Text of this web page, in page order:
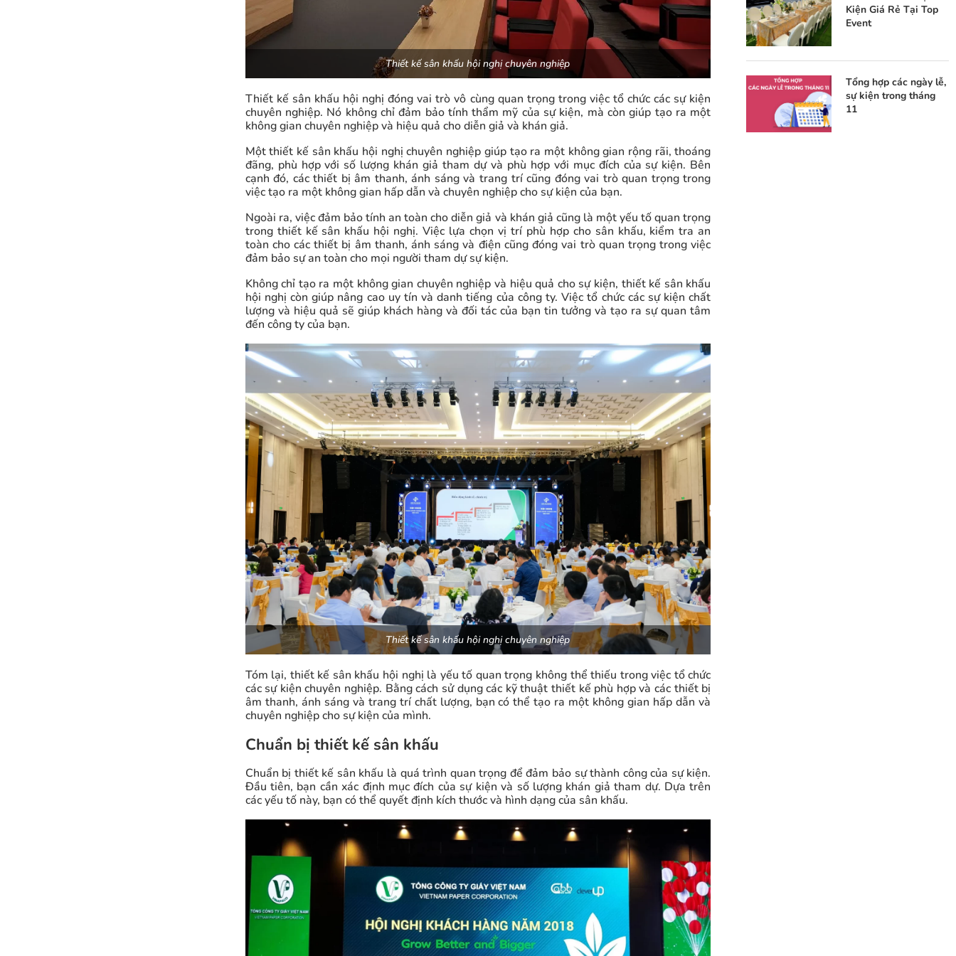
Thiết kế sân khấu hội nghị chuyên nghiệp
Thiết kế sân khấu hội nghị đóng vai trò vô cùng quan trọng trong việc tổ chức các sự kiện
chuyên nghiệp. Nó không chỉ đảm bảo tính thẩm mỹ của sự kiện, mà còn giúp tạo ra một
không gian chuyên nghiệp và hiệu quả cho diễn giả và khán giả.
Một thiết kế sân khấu hội nghị chuyên nghiệp giúp tạo ra một không gian rộng rãi, thoáng
đãng, phù hợp với số lượng khán giả tham dự và phù hợp với mục đích của sự kiện. Bên
cạnh đó, các thiết bị âm thanh, ánh sáng và trang trí cũng đóng vai trò quan trọng trong
việc tạo ra một không gian hấp dẫn và chuyên nghiệp cho sự kiện của bạn.
Ngoài ra, việc đảm bảo tính an toàn cho diễn giả và khán giả cũng là một yếu tố quan trọng
trong thiết kế sân khấu hội nghị. Việc lựa chọn vị trí phù hợp cho sân khấu, kiểm tra an
toàn cho các thiết bị âm thanh, ánh sáng và điện cũng đóng vai trò quan trọng trong việc
đảm bảo sự an toàn cho mọi người tham dự sự kiện.
Không chỉ tạo ra một không gian chuyên nghiệp và hiệu quả cho sự kiện, thiết kế sân khấu
hội nghị còn giúp nâng cao uy tín và danh tiếng của công ty. Việc tổ chức các sự kiện chất
lượng và hiệu quả sẽ giúp khách hàng và đối tác của bạn tin tưởng và tạo ra sự quan tâm
đến công ty của bạn.
Thiết kế sân khấu hội nghị chuyên nghiệp
Tóm lại, thiết kế sân khấu hội nghị là yếu tố quan trọng không thể thiếu trong việc tổ chức
các sự kiện chuyên nghiệp. Bằng cách sử dụng các kỹ thuật thiết kế phù hợp và các thiết bị
âm thanh, ánh sáng và trang trí chất lượng, bạn có thể tạo ra một không gian hấp dẫn và
chuyên nghiệp cho sự kiện của mình.
Chuẩn bị thiết kế sân khấu
Chuẩn bị thiết kế sân khấu là quá trình quan trọng để đảm bảo sự thành công của sự kiện.
Đầu tiên, bạn cần xác định mục đích của sự kiện và số lượng khán giả tham dự. Dựa trên
các yếu tố này, bạn có thể quyết định kích thước và hình dạng của sân khấu.
Kiện Giá Rẻ Tại Top
Event
Tổng hợp các ngày lễ,
sự kiện trong tháng
11